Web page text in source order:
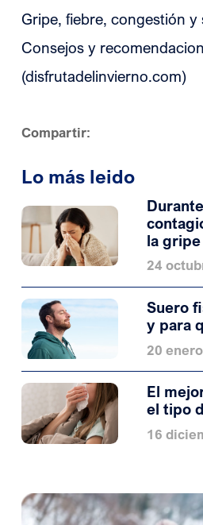
Gripe, fiebre, congestión y
Consejos y
(disfrutadelinvierno.com)
Compartir:
Lo más leido
la gripe
24
Suero
y para
20
El
el tipo
16